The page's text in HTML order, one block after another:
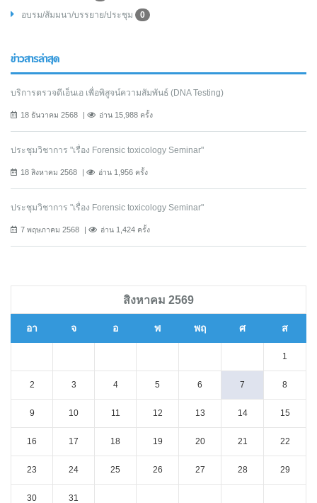
อบรม/สัมมนา/บรรยาย/ประชุม
0
ข่าวสารล่าสุด
บริการตรวจดีเอ็นเอ เพื่อพิสูจน์ความสัมพันธ์ (DNA Testing)
18 ธันวาคม 2568 อ่าน 15,988 ครั้ง
ประชุมวิชาการ "เรื่อง Forensic toxicology Seminar"
18 สิงหาคม 2568 อ่าน 1,956 ครั้ง
ประชุมวิชาการ "เรื่อง Forensic toxicology Seminar"
7 พฤษภาคม 2568 อ่าน 1,424 ครั้ง
สิงหาคม 2569
อา จ อ พ พฤ ศ ส
1
2 3 4 5 6 7 8
9 10 11 12 13 14 15
16 17 18 19 20 21 22
23 24 25 26 27 28 29
30 31